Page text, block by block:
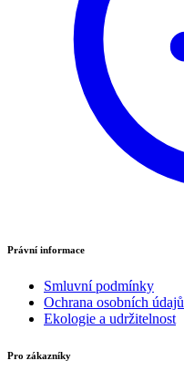
Právní informace
Smluvní podmínky
Ochrana osobních údajů
Ekologie a udržitelnost
Pro zákazníky